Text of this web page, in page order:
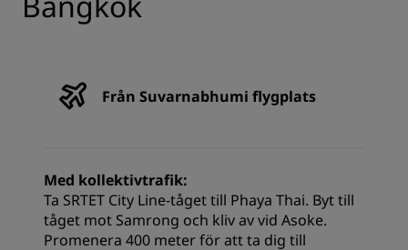
Från Suvarnabhumi flygplats
Med kollektivtrafik:
Ta SRTET City Line-tåget till Phaya Thai. Byt till
tåget mot Samrong och kliv av vid Asoke.
Promenera 400 meter för att ta dig till